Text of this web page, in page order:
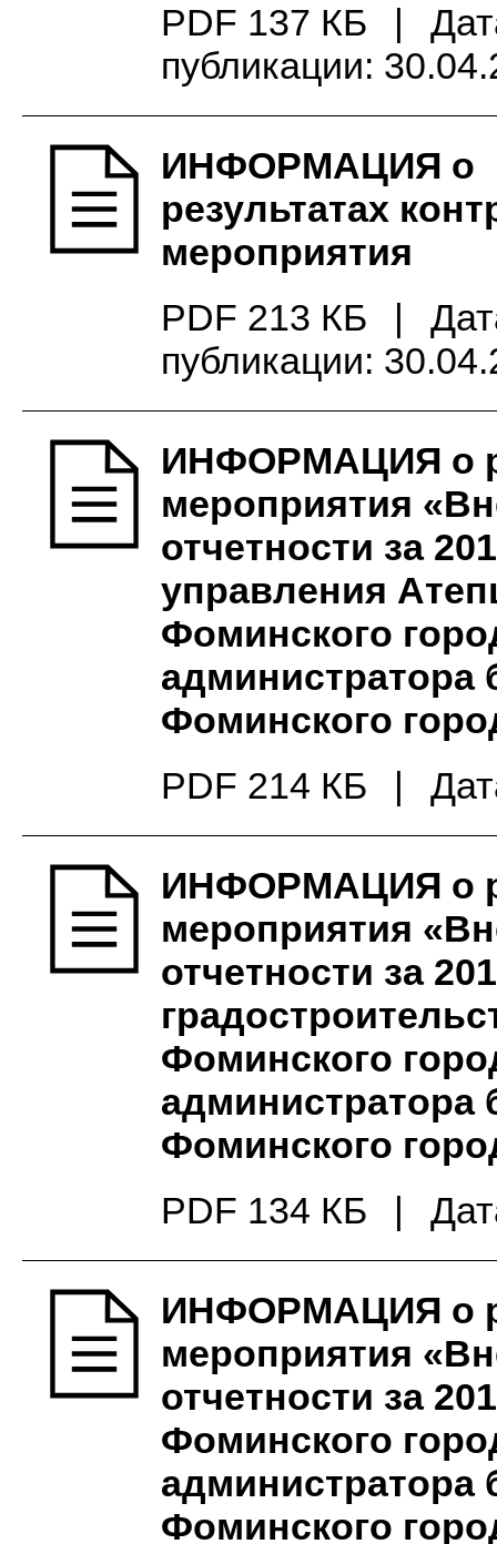
PDF 137 КБ
|
публикации:
ИНФОРМАЦИЯ о
результатах
мероприятия
PDF 213 КБ
|
публикации:
ИНФОРМАЦИЯ о
мероприятия
отчетности за
управления
Фоминского
Фоминского
PDF 214 КБ
|
ИНФОРМАЦИЯ о
мероприятия
отчетности за
Фоминского
Фоминского
PDF 134 КБ
|
ИНФОРМАЦИЯ о
мероприятия
отчетности за
Фоминского
Фоминского